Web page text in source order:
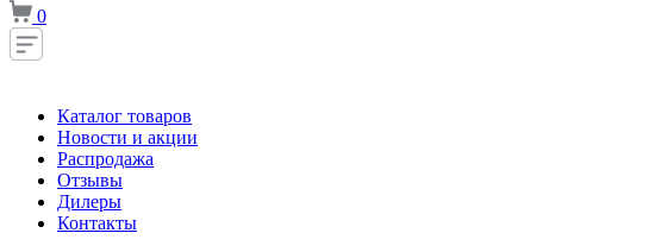
0
Каталог товаров
Новости и акции
Распродажа
Отзывы
Дилеры
Контакты